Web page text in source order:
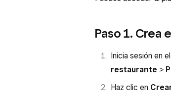
Paso 1. Crea
Inicia sesión en
restaurante >
Haz clic en